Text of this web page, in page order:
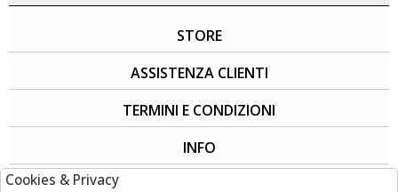
STORE
ASSISTENZA CLIENTI
TERMINI E CONDIZIONI
INFO
Cookies & Privacy